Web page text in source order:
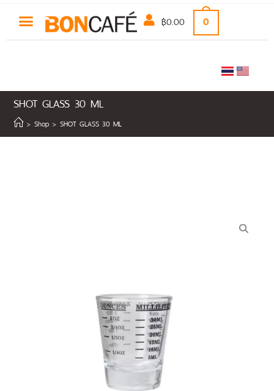
฿0.00 0
SHOT GLASS 30 ML
> Shop > SHOT GLASS 30 ML